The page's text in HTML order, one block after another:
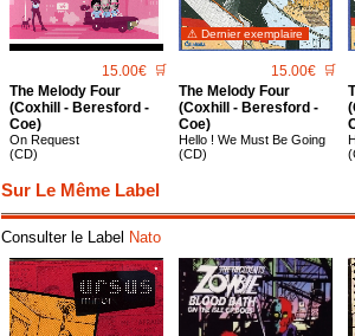
15.00€ 🛒
The Melody Four
(Coxhill - Beresford -
Coe)
On Request
(CD)
⚠ Dernier exemplaire
15.00€ 🛒
The Melody Four
(Coxhill - Beresford -
Coe)
Hello ! We Must Be Going
(CD)
Sur Le Même Label
Consulter le Label Nato